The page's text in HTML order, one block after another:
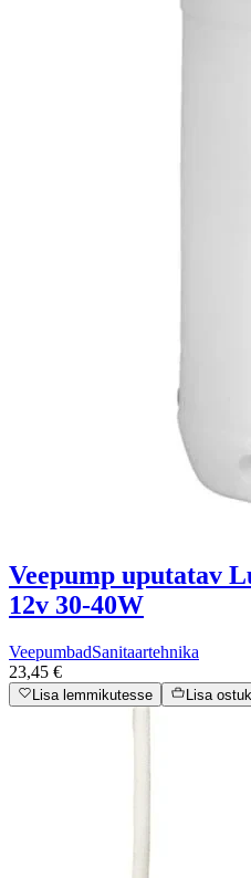
Veepump uputatav
12v 30-40W
VeepumbadSanitaartehnika
23,45 €
Lisa lemmikutesse Lisa